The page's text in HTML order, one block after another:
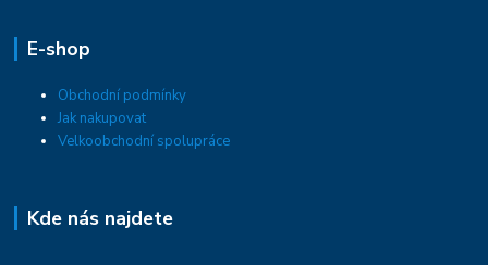
E-shop
Obchodní podmínky
Jak nakupovat
Velkoobchodní spolupráce
Kde nás najdete